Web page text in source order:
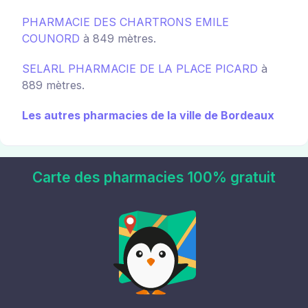
PHARMACIE DES CHARTRONS EMILE
COUNORD à 849 mètres.
SELARL PHARMACIE DE LA PLACE PICARD à
889 mètres.
Les autres pharmacies de la ville de Bordeaux
Carte des pharmacies 100% gratuit